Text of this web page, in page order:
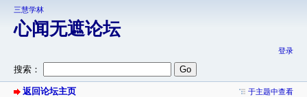
三慧学林
心闻无遮论坛
登录
搜索：
返回论坛主页 于主题中查看